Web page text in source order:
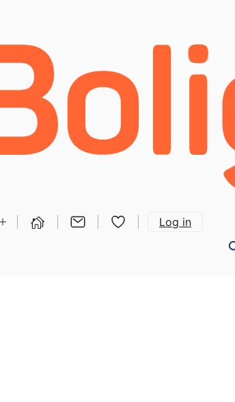
Log in